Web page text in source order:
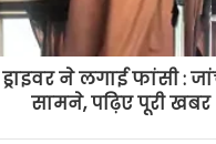
ने लगाई फांसी :
सामने, पढ़िए पूरी खबर